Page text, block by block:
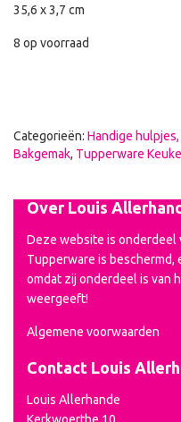
35,6 x 3,7 cm
8 op voorraad
Categorieën: Handige
Bakgemak, Tupperware
Over Louis
Deze website is onderdeel
Tupperware is
omdat zij onderdeel is van
weergeeft!
Algemene voorwaarden
Contact Louis
Louis Allerhande